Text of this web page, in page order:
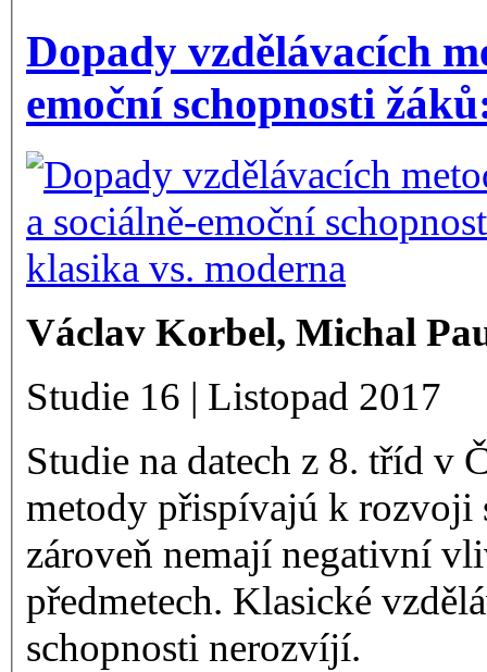
Dopady vzdělávacích
emoční schopnosti
Václav Korbel, Michal
Studie 16 | Listopad 2017
Studie na datech z 8. tříd v
metody přispívajú k rozvoji
zároveň nemají negativní
předmetech. Klasické
schopnosti nerozvíjí.